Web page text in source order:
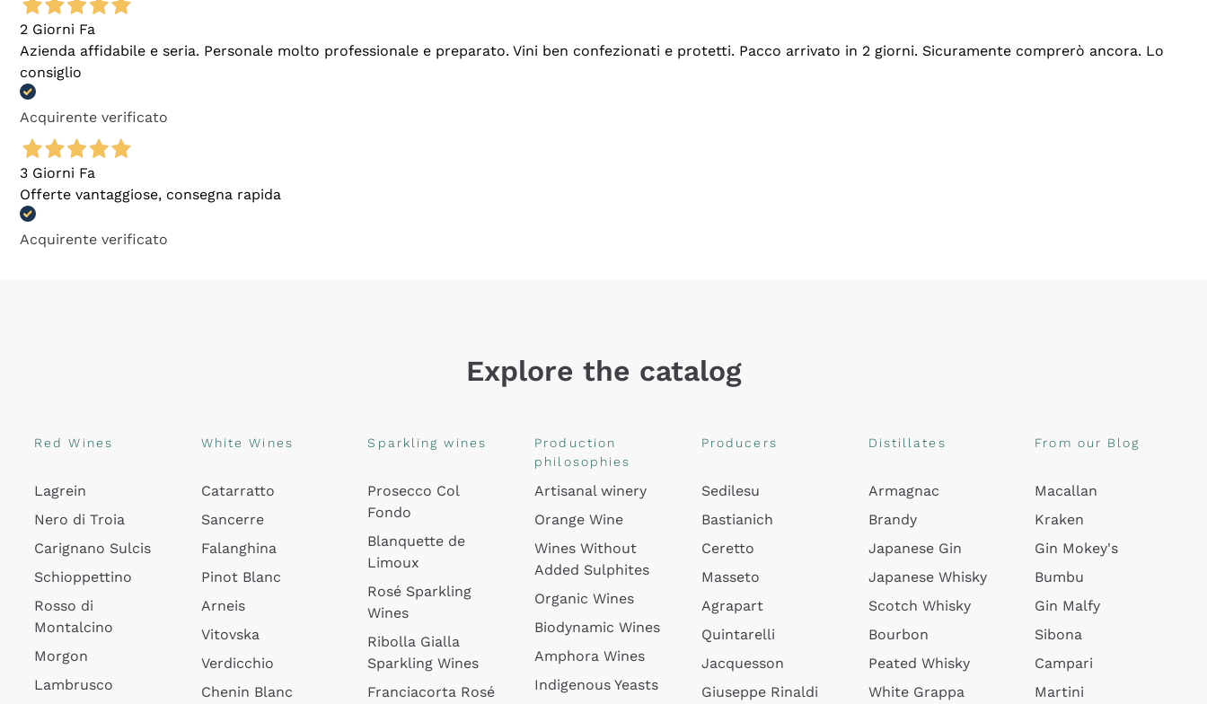
2 Giorni Fa
Azienda affidabile e seria. Personale molto professionale e preparato. Vini ben confezionati e protetti. Pacco arrivato in 2 giorni. Sicuramente comprerò ancora. Lo
consiglio
Acquirente verificato
3 Giorni Fa
Offerte vantaggiose, consegna rapida
Acquirente verificato
Explore the catalog
Red Wines
Lagrein
Nero di Troia
Carignano Sulcis
Schioppettino
Rosso di
Montalcino
Morgon
Lambrusco
White Wines
Catarratto
Sancerre
Falanghina
Pinot Blanc
Arneis
Vitovska
Verdicchio
Chenin Blanc
Sparkling wines
Prosecco Col
Fondo
Blanquette de
Limoux
Rosé Sparkling
Wines
Ribolla Gialla
Sparkling Wines
Franciacorta Rosé
Production
philosophies
Artisanal winery
Orange Wine
Wines Without
Added Sulphites
Organic Wines
Biodynamic Wines
Amphora Wines
Indigenous Yeasts
Producers
Sedilesu
Bastianich
Ceretto
Masseto
Agrapart
Quintarelli
Jacquesson
Giuseppe Rinaldi
Distillates
Armagnac
Brandy
Japanese Gin
Japanese Whisky
Scotch Whisky
Bourbon
Peated Whisky
White Grappa
From our Blog
Macallan
Kraken
Gin Mokey's
Bumbu
Gin Malfy
Sibona
Campari
Martini